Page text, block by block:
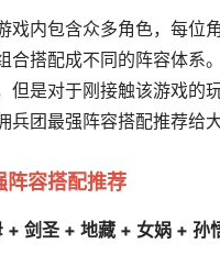
戏内包含众多角色，每位
合搭配成不同的阵容体系
但是对于刚接触该游戏的
兵团最强阵容搭配推荐给
阵容搭配推荐
+ 剑圣 + 地藏 + 女娲 + 孙